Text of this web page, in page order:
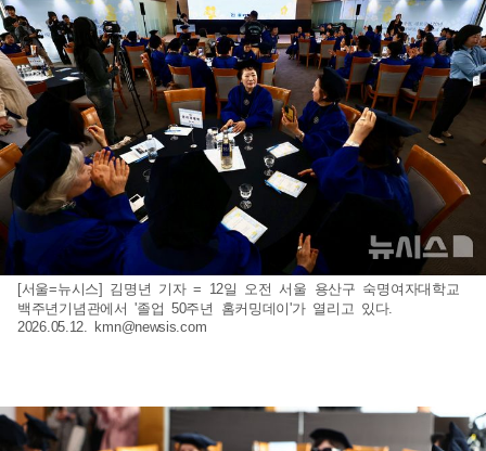
[서울=뉴시스] 김명년 기자 = 12일 오전 서울 용산구 숙명여자대학교
백주년기념관에서 '졸업 50주년 홈커밍데이'가 열리고 있다.
2026.05.12. kmn@newsis.com